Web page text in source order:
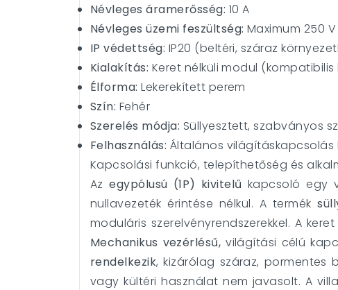
Névleges áramerősség: 10 A
Névleges üzemi feszültség: Maximum 250 V
IP védettség: IP20 (beltéri, száraz
Kialakítás: Keret nélküli modul (kompatibilis
Élforma: Lekerekített perem
Szín: Fehér
Szerelés módja: Süllyesztett, szabványos
Felhasználás: Általános világításkapcsolás
Kapcsolási funkció, telepíthetőség és
Azegypólusú (1P) kivitelű kapcsoló egy
nullavezeték érintése nélkül. A termék
moduláris szerelvényrendszerekkel. A
Mechanikus vezérlésű, világítási célú
rendelkezik, kizárólag száraz, pormentes
vagy kültéri használat nem javasolt. A